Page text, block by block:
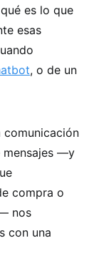
es lo que
esas
, o de un
comunicación
mensajes —y
compra o
nos
con una